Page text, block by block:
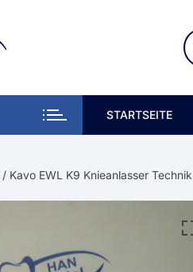
STARTSEITE
/ Kavo EWL K9 Knieanlasser